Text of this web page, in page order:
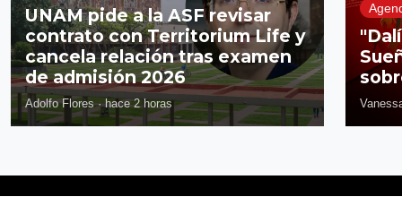
UNAM pide a la ASF revisar
contrato con Territorium Life y
cancela relación tras examen
de admisión 2026
Adolfo Flores·hace 2 horas